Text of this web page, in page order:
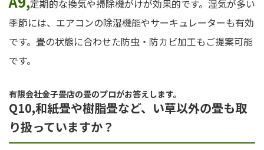
定期的な換気や掃除機がけが効果的です。湿気が多い
季節には、エアコンの除湿機能やサーキュレーターも有効
です。畳の状態に合わせた防虫・防カビ加工もご提案可能
です。
有限会社金子畳店の畳のプロがお答えします。
Q10,和紙畳や樹脂畳など、い草以外の畳も取
り扱っていますか？